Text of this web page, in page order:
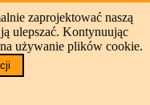
zaprojektować naszą
ulepszać. Kontynuując
używanie plików cookie.